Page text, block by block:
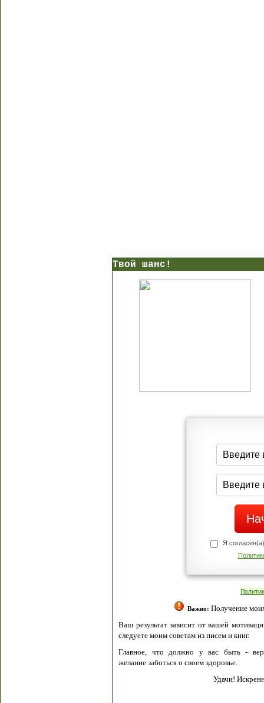
Твой шанс!
Я
Важно: Получение
Ваш результат зависит от вашей
следуете моим советам из писем и книг.
Главное, что должно у вас быть -
желание заботься о своем здоровье.
Удачи!